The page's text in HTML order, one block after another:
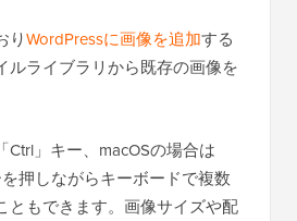
りWordPressに画像を追加する
ルライブラリから既存の画像を
Ctrl」キー、macOSの場合は
を押しながらキーボードで複数
ともできます。画像サイズや配